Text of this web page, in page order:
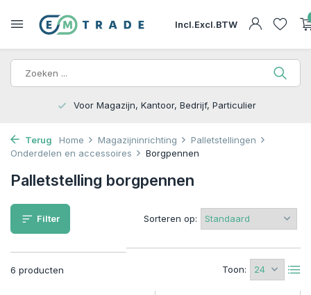
Incl.Excl.BTW
Bedrijf, Particulier 15.000m2 op Voorraad |
Terug Home Magazijninrichting
Palletstellingen
Onderdelen en accessoires
Borgpennen
Palletstelling borgpennen
Filter
6 producten Toon:
Sorteren op: